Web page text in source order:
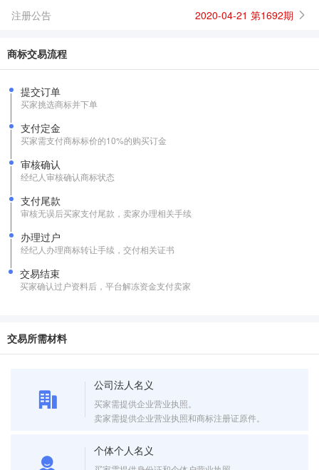
注册公告 2020-04-21 第1692期
商标交易流程
提交订单
买家挑选商标并下单
支付定金
买家需支付商标标价的10%的购买订金
审核确认
经纪人审核确认商标状态
支付尾款
审核无误后买家支付尾款，卖家办理相关手续
办理过户
经纪人办理商标转让手续，交付相关证书
交易结束
买家确认过户资料后，平台解冻资金支付卖家
交易所需材料
公司法人名义
买家需提供企业营业执照。
卖家需提供企业营业执照和商标注册证原件。
个体个人名义